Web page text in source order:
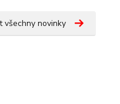
všechny novinky